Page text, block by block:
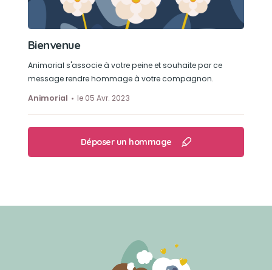
Bienvenue
Animorial s'associe à votre peine et souhaite par ce
message rendre hommage à votre compagnon.
Animorial
le 05 Avr. 2023
Déposer un hommage